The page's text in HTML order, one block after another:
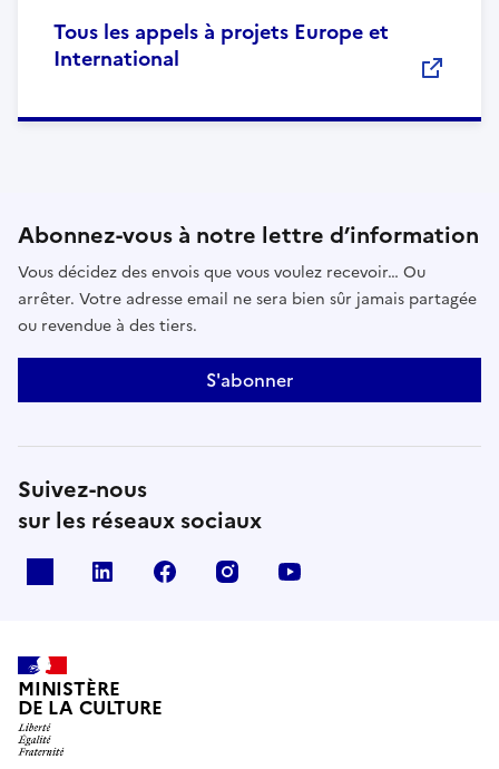
Tous les appels à projets Europe et
International
Abonnez-vous à notre lettre d’information
Vous décidez des envois que vous voulez recevoir… Ou
arrêter. Votre adresse email ne sera bien sûr jamais partagée
ou revendue à des tiers.
S'abonner
Suivez-nous
sur les réseaux sociaux
linkedin facebook instagram
MINISTÈRE
DE LA CULTURE